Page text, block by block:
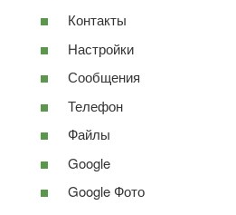
Контакты
Настройки
Сообщения
Телефон
Файлы
Google
Google Фото